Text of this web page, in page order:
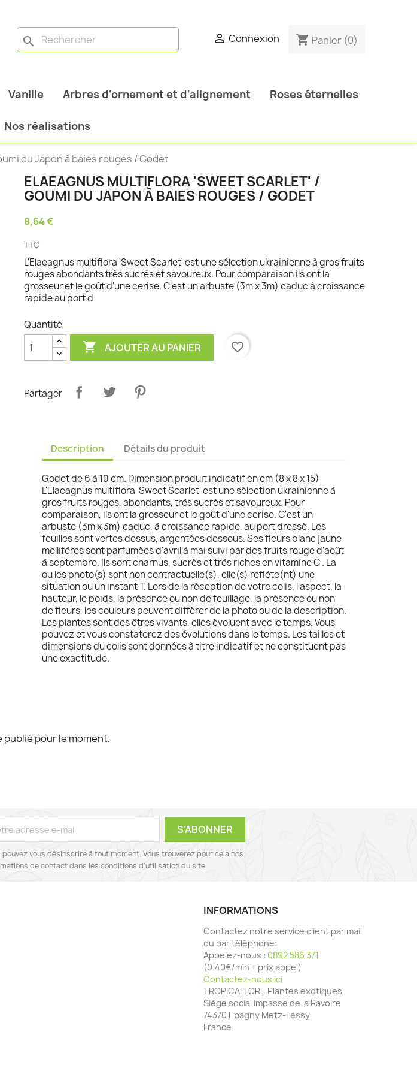
search  Connexion shopping_cart Panier (0)
fruitiers
Vanille Arbres d'ornement et d'alignement Roses éternelles
Nos réalisations
du Japon à baies rouges / Godet
ELAEAGNUS MULTIFLORA 'SWEET SCARLET' /
GOUMI DU JAPON À BAIES ROUGES / GODET
8,64 €
TTC
L'Elaeagnus multiflora 'Sweet Scarlet' est une sélection ukrainienne à gros fruits
rouges abondants très sucrés et savoureux. Pour comparaison ils ont la
grosseur et le goût d'une cerise. C'est un arbuste (3m x 3m) caduc à croissance
rapide au port d
Quantité
 AJOUTER AU PANIER favorite_border
Partager
Description Détails du produit
Godet de 6 à 10 cm. Dimension produit indicatif en cm (8 x 8 x 15)
L'Elaeagnus multiflora 'Sweet Scarlet' est une sélection ukrainienne à
gros fruits rouges, abondants, très sucrés et savoureux. Pour
comparaison, ils ont la grosseur et le goût d'une cerise. C'est un
arbuste (3m x 3m) caduc, à croissance rapide, au port dressé. Les
feuilles sont vertes dessus, argentées dessous. Ses fleurs blanc jaune
mellifères sont parfumées d'avril à mai suivi par des fruits rouge d'août
à septembre. Ils sont charnus, sucrés et très riches en vitamine C . La
ou les photo(s) sont non contractuelle(s), elle(s) reflète(nt) une
situation ou un instant T. Lors de la réception de votre colis, l'aspect, la
hauteur, le poids, la présence ou non de feuillage, la présence ou non
de fleurs, les couleurs peuvent différer de la photo ou de la description.
Les plantes sont des êtres vivants, elles évoluent avec le temps. Vous
pouvez et vous constaterez des évolutions dans le temps. Les tailles et
dimensions du colis sont données à titre indicatif et ne constituent pas
une exactitude.
publié pour le moment.
pouvez vous désinscrire à tout moment. Vous trouverez pour cela nos
de contact dans les conditions d'utilisation du site.
INFORMATIONS
Contactez notre service client par mail
ou par téléphone:
Appelez-nous : 0892 586 371
(0.40€/min + prix appel)
Contactez-nous ici
TROPICAFLORE Plantes exotiques
Siège social impasse de la Ravoire
74370 Epagny Metz-Tessy
France